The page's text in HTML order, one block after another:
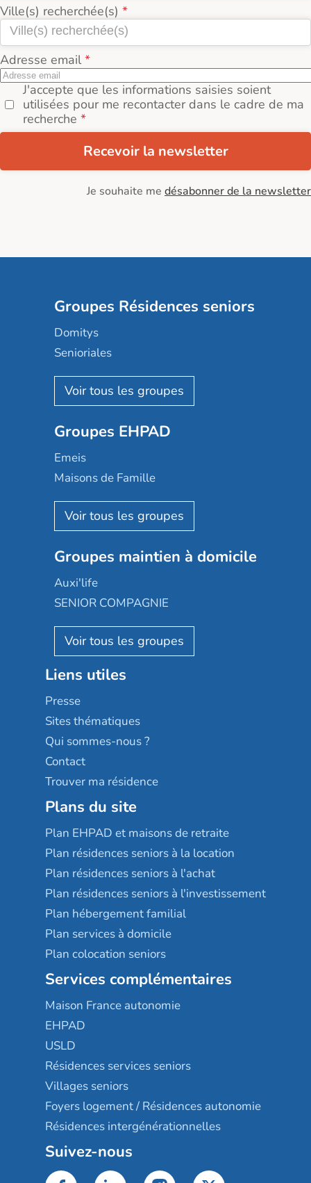
Ville(s) recherchée(s)
Adresse email
J'accepte que les informations saisies soient
utilisées pour me recontacter dans le cadre de ma
recherche
Recevoir la newsletter
Je souhaite me désabonner de la newsletter
Groupes Résidences seniors
Domitys
Senioriales
Nohée
Les Résidentiels
Mobicap
Domusvi
Happy Senior
Aquarelia
Nexity edenea
Les jardins d'Arcadie
Occitalia
Appartseniors
Reseda
Stella management
Les villages d'or
Sérénys
Résidences services Villa Médicis
Groupes EHPAD
Emeis
Maisons de Famille
Korian
Emera
Groupe SOS
Le Noble Âge
Almage
Résidalya
Groupe aplus
Groupes maintien à domicile
Auxi'life
SENIOR COMPAGNIE
AGE D'OR Services
Liens utiles
Presse
Sites thématiques
Qui sommes-nous ?
Contact
Trouver ma résidence
Plans du site
Plan EHPAD et maisons de retraite
Plan résidences seniors à la location
Plan résidences seniors à l'achat
Plan résidences seniors à l'investissement
Plan hébergement familial
Plan services à domicile
Plan colocation seniors
Services complémentaires
Maison France autonomie
EHPAD
USLD
Résidences services seniors
Villages seniors
Foyers logement / Résidences autonomie
Résidences intergénérationnelles
Suivez-nous